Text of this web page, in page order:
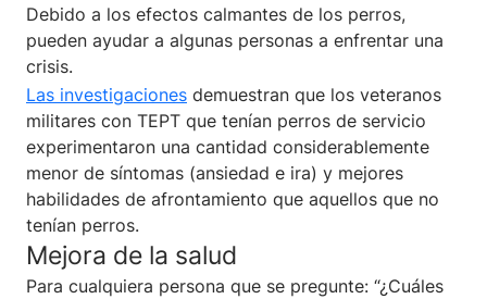
Debido a los efectos calmantes de los perros,
pueden ayudar a algunas personas a enfrentar una
crisis.
Las investigaciones demuestran que los veteranos
militares con TEPT que tenían perros de servicio
experimentaron una cantidad considerablemente
menor de síntomas (ansiedad e ira) y mejores
habilidades de afrontamiento que aquellos que no
tenían perros.
Mejora de la salud
Para cualquiera persona que se pregunte: “¿Cuáles